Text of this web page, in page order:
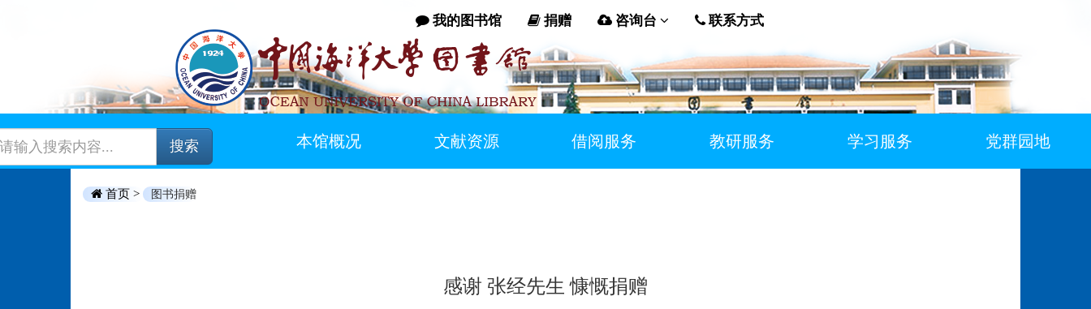
我的图书馆 捐赠 咨询台 联系方式
搜索 本馆概况 文献资源 借阅服务 教研服务 学习服务 党群园地
首页 > 图书捐赠
感谢 张经先生 慷慨捐赠